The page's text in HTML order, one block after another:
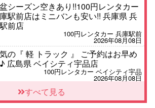
シーズン空きあり!!100円レンタカー
駅前店はミニバンも安い!! 兵庫県 兵
前店
100円レンタカー 兵庫駅前
2026年08月08日
の『 軽 トラック 』 ご予約はお早め
広島県 ベイシティ宇品店
100円レンタカー ベイシティ宇品
2026年08月08日
作業紹介★ 三重県 四日市インタ
すべて見る